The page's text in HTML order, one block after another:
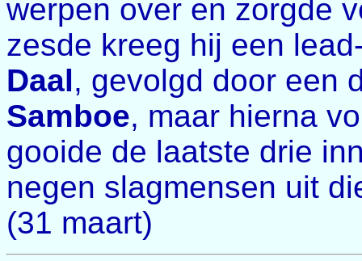
werpen over en zorgde
zesde kreeg hij een
Daal, gevolgd door een
Samboe, maar hierna
gooide de laatste drie
negen slagmensen uit
(31 maart)